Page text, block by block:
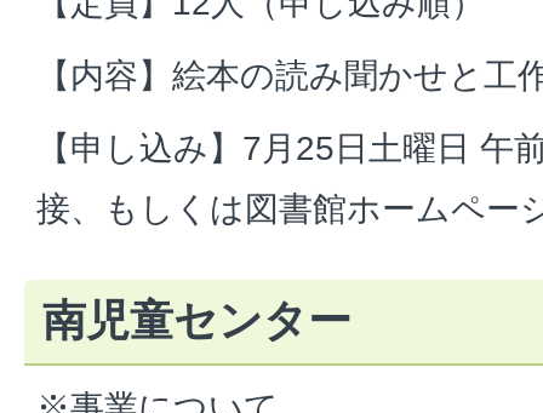
【内容】絵本の読み聞かせと工
【申し込み】7月25日土曜日 午
接、もしくは図書館ホームペー
南児童センター